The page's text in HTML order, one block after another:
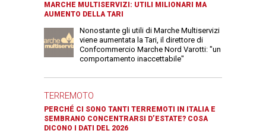
MARCHE MULTISERVIZI: UTILI MILIONARI MA
AUMENTO DELLA TARI
Nonostante gli utili di Marche Multiservizi
viene aumentata la Tari, il direttore di
Confcommercio Marche Nord Varotti: "un
comportamento inaccettabile"
TERREMOTO
PERCHÉ CI SONO TANTI TERREMOTI IN ITALIA E
SEMBRANO CONCENTRARSI D’ESTATE? COSA
DICONO I DATI DEL 2026